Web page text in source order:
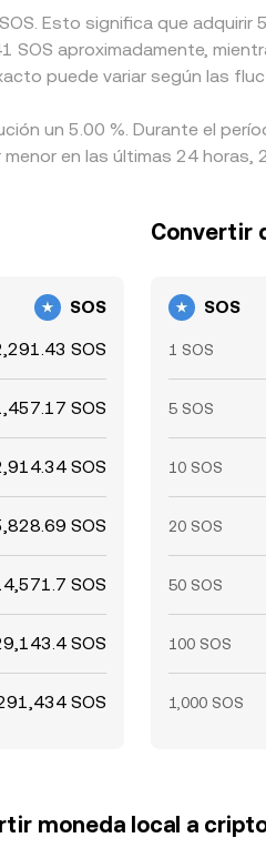
Esto significa que
aproximadamente,
puede variar según las
un 5.00 %. Durante el
en las últimas 24 horas,
SOS
SOS
SOS
SOS
SOS
SOS
SOS
SOS
Convertir
SOS
1 SOS
5 SOS
10 SOS
20 SOS
50 SOS
100 SOS
1,000 SOS
moneda local a